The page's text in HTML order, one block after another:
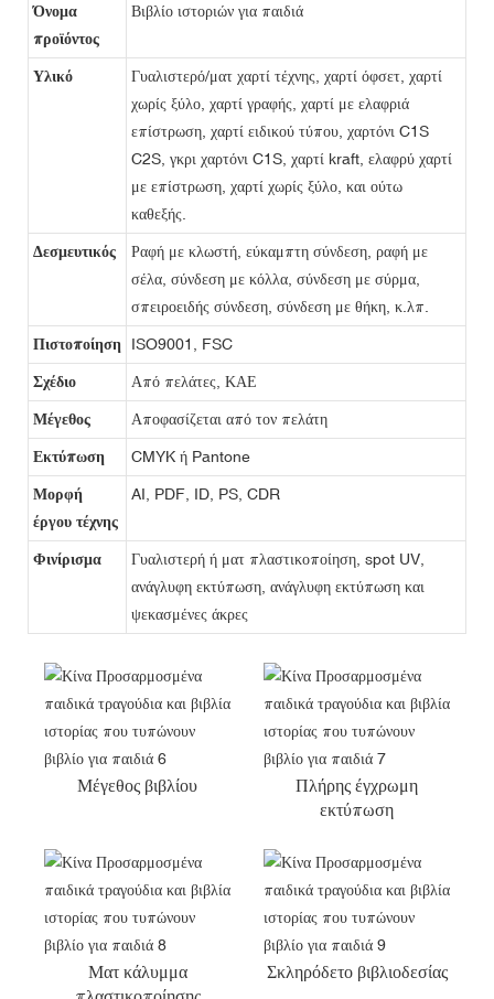
Όνομα
προϊόντος
Βιβλίο ιστοριών για παιδιά
Υλικό
Γυαλιστερό/ματ χαρτί τέχνης, χαρτί όφσετ, χαρτί
χωρίς ξύλο, χαρτί γραφής, χαρτί με ελαφριά
επίστρωση, χαρτί ειδικού τύπου, χαρτόνι C1S
C2S, γκρι χαρτόνι C1S, χαρτί kraft, ελαφρύ χαρτί
με επίστρωση, χαρτί χωρίς ξύλο, και ούτω
καθεξής.
Δεσμευτικός
Ραφή με κλωστή, εύκαμπτη σύνδεση, ραφή με
σέλα, σύνδεση με κόλλα, σύνδεση με σύρμα,
σπειροειδής σύνδεση, σύνδεση με θήκη, κ.λπ.
Πιστοποίηση ISO9001, FSC
Σχέδιο Από πελάτες, ΚΑΕ
Μέγεθος Αποφασίζεται από τον πελάτη
Εκτύπωση CMYK ή Pantone
Μορφή
έργου τέχνης
AI, PDF, ID, PS, CDR
Φινίρισμα
Γυαλιστερή ή ματ πλαστικοποίηση, spot UV,
ανάγλυφη εκτύπωση, ανάγλυφη εκτύπωση και
ψεκασμένες άκρες
Μέγεθος βιβλίου
Πλήρης έγχρωμη
εκτύπωση
Ματ κάλυμμα
Σκληρόδετο βιβλιοδεσίας